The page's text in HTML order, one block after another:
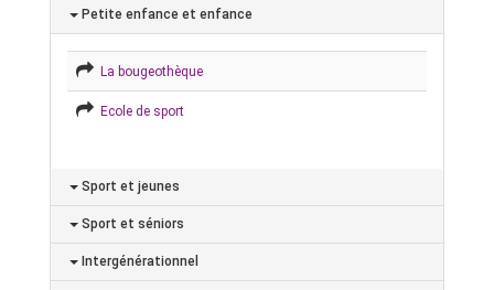
Petite enfance et enfance
La bougeothèque
Ecole de sport
Sport et jeunes
Sport et séniors
Intergénérationnel